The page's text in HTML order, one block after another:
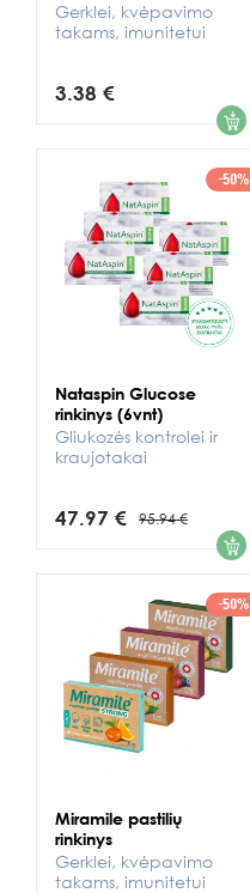
Gerklei, kvėpavimo
takams, imunitetui
3.38 € 1
-50%
Nataspin Glucose
rinkinys (6vnt)
Gliukozės kontrolei ir
kraujotakai
47.97 € 95.94 € 1
-50%
Miramile pastilių
rinkinys
Gerklei, kvėpavimo
takams, imunitetui